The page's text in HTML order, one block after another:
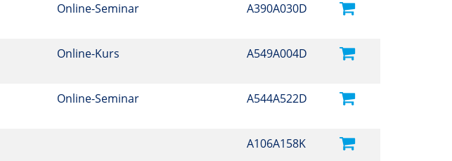
Online-Seminar A390A030D
Online-Kurs A549A004D
Online-Seminar A544A522D
A106A158K